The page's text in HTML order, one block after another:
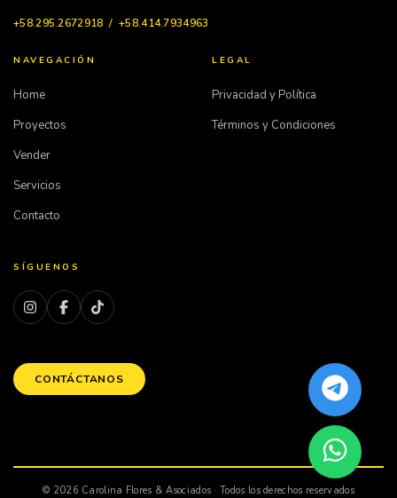
+58.295.2672918 / +58.414.7934963
NAVEGACIÓN
Home
Proyectos
Vender
Servicios
Contacto
LEGAL
Privacidad y Política
Términos y Condiciones
SÍGUENOS
CONTÁCTANOS
© 2026 Carolina Flores & Asociados · Todos los derechos reservados